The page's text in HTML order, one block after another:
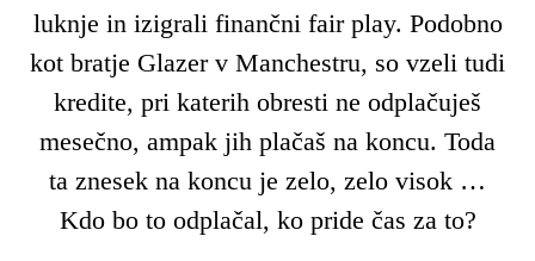
luknje in izigrali finančni fair play. Podobno
kot bratje Glazer v Manchestru, so vzeli tudi
kredite, pri katerih obresti ne odplačuješ
mesečno, ampak jih plačaš na koncu. Toda
ta znesek na koncu je zelo, zelo visok …
Kdo bo to odplačal, ko pride čas za to?